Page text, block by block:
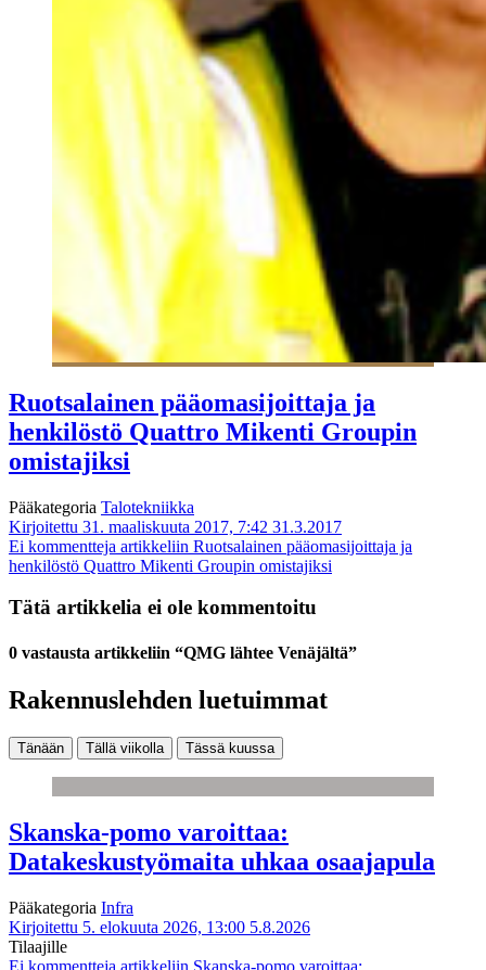
Ruotsalainen pääomasijoittaja ja
henkilöstö Quattro Mikenti Groupin
omistajiksi
Pääkategoria Talotekniikka
Kirjoitettu 31. maaliskuuta 2017, 7:42 31.3.2017
Ei kommentteja artikkeliin Ruotsalainen pääomasijoittaja ja
henkilöstö Quattro Mikenti Groupin omistajiksi
Tätä artikkelia ei ole kommentoitu
0 vastausta artikkeliin “QMG lähtee Venäjältä”
Rakennuslehden luetuimmat
Tänään Tällä viikolla Tässä kuussa
Skanska-pomo varoittaa:
Datakeskustyömaita uhkaa osaajapula
Pääkategoria Infra
Kirjoitettu 5. elokuuta 2026, 13:00 5.8.2026
Tilaajille
Ei kommentteja artikkeliin Skanska-pomo varoittaa: